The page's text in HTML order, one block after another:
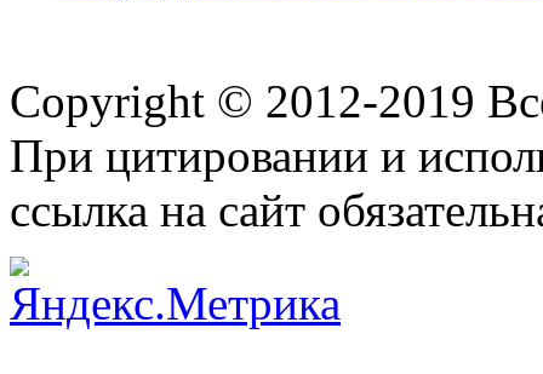
Copyright © 2012-2019
При цитировании и
ссылка на сайт